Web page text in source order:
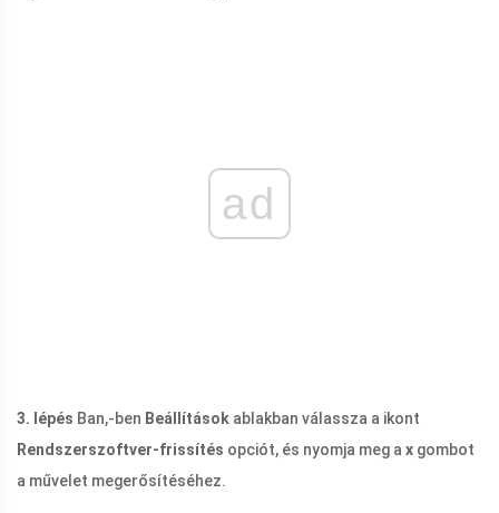
ad
3. lépés Ban,-ben Beállítások ablakban válassza a ikont
Rendszerszoftver-frissítés opciót, és nyomja meg a x gombot
a művelet megerősítéséhez.